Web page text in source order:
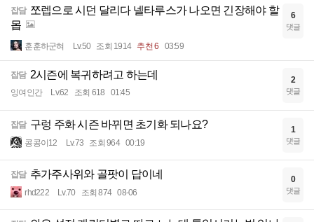
잡담 쪼렙으로 시던 달리다 넬타루스가 나오면 긴장해야 할
몹
훈훈하군혀 Lv.50 조회 1914 추천 6 03:59
6
댓글
잡담 2시즌에 복귀하려고 하는데
잉여인간 Lv.62 조회 618 01:45
2
댓글
잡담 구렁 주화 시즌 바뀌면 초기화 되나요?
콩콩이12 Lv.73 조회 964 00:19
1
댓글
잡담 추가주사위와 골팟이 답이네
rhd222 Lv.70 조회 874 08-06
0
댓글